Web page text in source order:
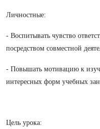
Личностные:
- Воспитывать чувство
посредством совместной
- Повышать мотивацию к
интересных форм учебных
Цель урока: